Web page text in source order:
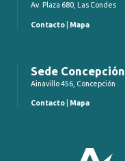
Av. Plaza 680, Las Condes
Contacto Mapa
Sede Concepción
Ainavillo 456, Concepción
Contacto Mapa